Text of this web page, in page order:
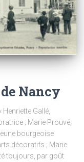
Nancy
Henriette Gallé,
; Marie Prouvé,
bourgeoise
décoratifs ; Marie
toujours, par goût